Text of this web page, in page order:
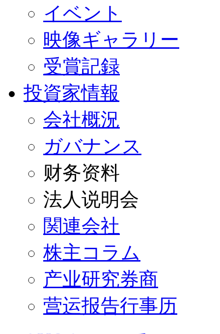
イベント
映像ギャラリー
受賞記録
投資家情報
会社概況
ガバナンス
财务资料
法人说明会
関連会社
株主コラム
产业研究券商
营运报告行事历